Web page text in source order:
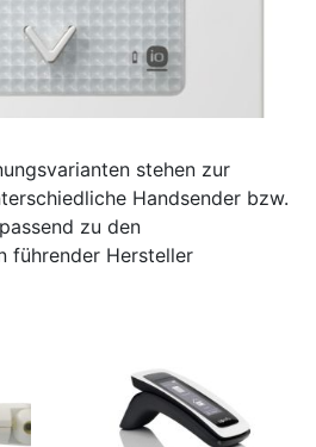
stehen zur
Handsender bzw.
zu den
führender Hersteller